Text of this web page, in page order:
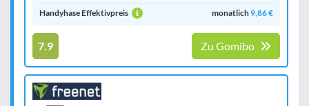
Handyhase Effektivpreis
monatlich9,86 €
7.9 Zu Gomibo